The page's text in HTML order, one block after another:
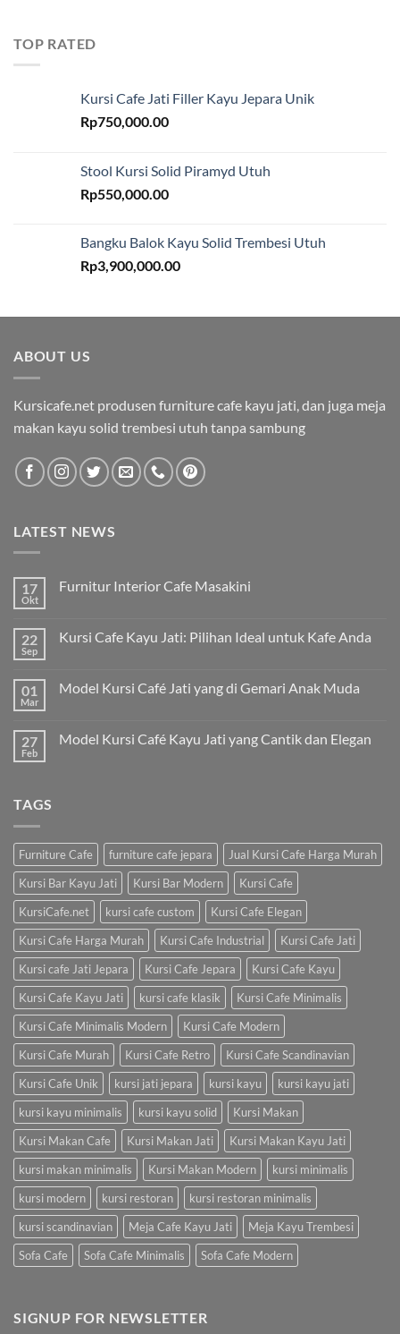
TOP RATED
Kursi Cafe Jati Filler Kayu Jepara Unik
Rp750,000.00
Stool Kursi Solid Piramyd Utuh
Rp550,000.00
Bangku Balok Kayu Solid Trembesi Utuh
Rp3,900,000.00
ABOUT US
Kursicafe.net produsen furniture cafe kayu jati, dan juga meja
makan kayu solid trembesi utuh tanpa sambung
LATEST NEWS
17
Okt
Furnitur Interior Cafe Masakini
22
Sep
Kursi Cafe Kayu Jati: Pilihan Ideal untuk Kafe Anda
01
Mar
Model Kursi Café Jati yang di Gemari Anak Muda
27
Feb
Model Kursi Café Kayu Jati yang Cantik dan Elegan
TAGS
Furniture Cafe furniture cafe jepara
Jual Kursi Cafe Harga Murah
Kursi Bar Kayu Jati
Kursi Bar Modern
Kursi Cafe
KursiCafe.net
kursi cafe custom
Kursi Cafe Elegan
Kursi Cafe Harga Murah
Kursi Cafe Industrial
Kursi Cafe Jati
Kursi cafe Jati Jepara
Kursi Cafe Jepara
Kursi Cafe Kayu
Kursi Cafe Kayu Jati
kursi cafe klasik
Kursi Cafe Minimalis
Kursi Cafe Minimalis Modern
Kursi Cafe Modern
Kursi Cafe Murah
Kursi Cafe Retro
Kursi Cafe Scandinavian
Kursi Cafe Unik
kursi jati jepara kursi kayu
kursi kayu jati
kursi kayu minimalis
kursi kayu solid
Kursi Makan
Kursi Makan Cafe
Kursi Makan Jati
Kursi Makan Kayu Jati
kursi makan minimalis
Kursi Makan Modern
kursi minimalis
kursi modern
kursi restoran
kursi restoran minimalis
kursi scandinavian
Meja Cafe Kayu Jati
Meja Kayu Trembesi
Sofa Cafe
Sofa Cafe Minimalis Sofa Cafe Modern
SIGNUP FOR NEWSLETTER